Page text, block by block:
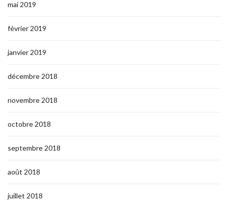
mai 2019
février 2019
janvier 2019
décembre 2018
novembre 2018
octobre 2018
septembre 2018
août 2018
juillet 2018